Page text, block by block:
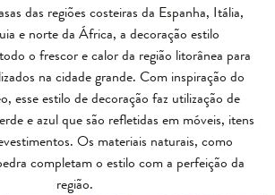
das regiões costeiras da Espanha, Itália,
e norte da África, a decoração estilo
o frescor e calor da região litorânea para
na cidade grande. Com inspiração do
esse estilo de decoração faz utilização de
e azul que são refletidas em móveis, itens
Os materiais naturais, como
completam o estilo com a perfeição da
região.